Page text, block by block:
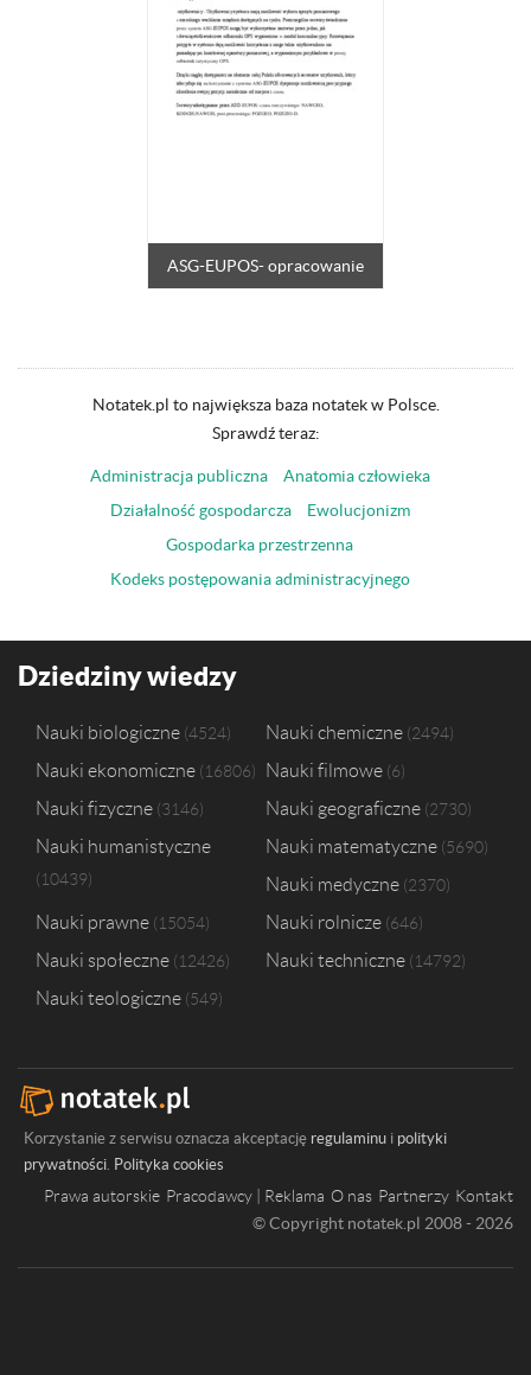
ASG-EUPOS- opracowanie
Notatek.pl to największa baza notatek w Polsce.
Sprawdź teraz:
Administracja publiczna
Anatomia człowieka
Działalność gospodarcza
Ewolucjonizm
Gospodarka przestrzenna
Kodeks postępowania administracyjnego
Dziedziny wiedzy
Nauki biologiczne 4524 Nauki chemiczne 2494
Nauki ekonomiczne 16806 Nauki filmowe 6
Nauki fizyczne 3146 Nauki geograficzne 2730
Nauki humanistyczne
10439
Nauki matematyczne 5690
Nauki medyczne 2370
Nauki prawne 15054 Nauki rolnicze 646
Nauki społeczne 12426 Nauki techniczne 14792
Nauki teologiczne 549
Korzystanie z serwisu oznacza akceptację regulaminu i polityki
prywatności Polityka cookies
Prawa autorskie Pracodawcy | Reklama O nas Partnerzy Kontakt
© Copyright notatek.pl 2008 - 2026